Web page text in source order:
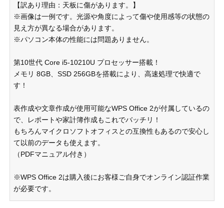
【訳あり理由：天板に傷があります。】
※画像は一例です。光源や角度によって傷や使用感等の状態の
見え方が異なる場合があります。
※パソコン本体の性能には問題ありません。
第10世代 Core i5-10210U プロセッサー搭載！
メモリ 8GB、SSD 256GBを搭載により、高速処理で快適で
す！
表作成や文章作成が使用可能なWPS Office 2が付属しているの
で、レポートや家計簿作成もこれでバッチリ！
もちろんマイクロソフトオフィスとの互換性もあるので安心し
て以前のデータも使えます。
（PDFマニュアル付き）
※WPS Office 2は購入後にお客様ご自身でオンライン認証作業
が必要です。